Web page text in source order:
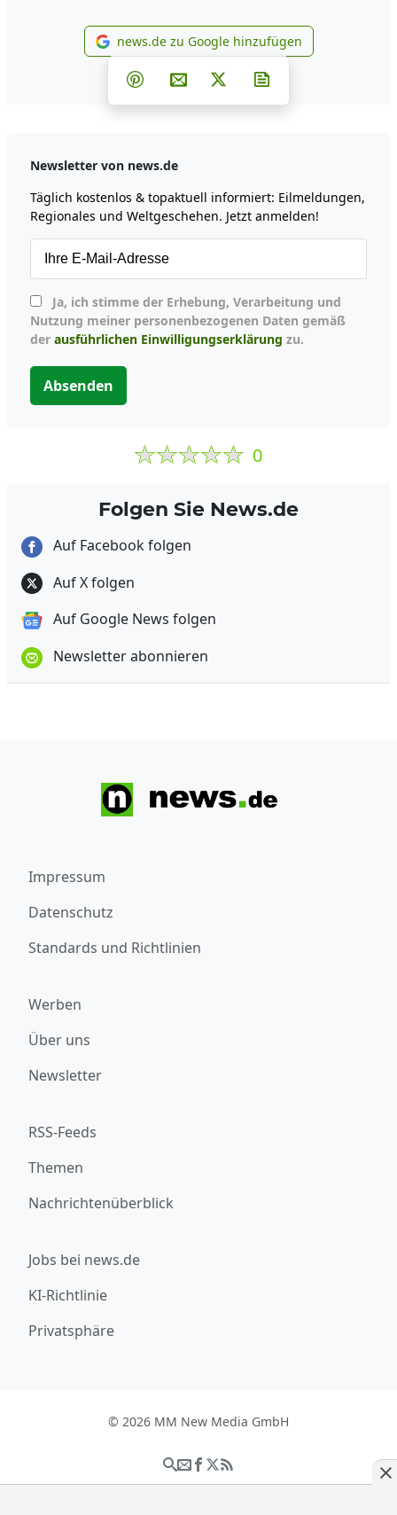
news.de zu Google
news.de zu Google hinzufügen
Teilen auf Facebook
Teilen auf Whatsapp
Teilen auf Telegram
Teilen auf Pinterest
Per E-Mail teilen
Post auf X
Newsletter von news.de
Täglich kostenlos & topaktuell informiert: Eilmeldungen,
Regionales und Weltgeschehen. Jetzt anmelden!
Nutzung meiner personenbezogenen Daten gemäß
der ausführlichen Einwilligungserklärung zu.
Absenden
0
Folgen Sie News.de
Auf Facebook folgen
Auf X folgen
Auf Google News folgen
Newsletter abonnieren
Impressum
Datenschutz
Standards und Richtlinien
Werben
Über uns
Newsletter
RSS-Feeds
Themen
Nachrichtenüberblick
Jobs bei news.de
KI-Richtlinie
Privatsphäre
© 2026 MM New Media GmbH